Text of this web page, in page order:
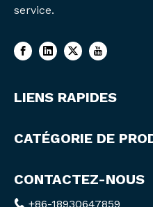
service.
LIENS RAPIDES
CATÉGORIE DE
CONTACTEZ-NOUS
 +86-18930647859